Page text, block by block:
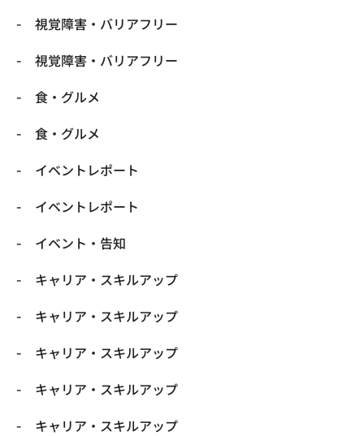
​視覚障害・バリアフリー
​視覚障害・バリアフリー
​食・グルメ
​食・グルメ
イベントレポート
イベントレポート
イベント・告知
キャリア・スキルアップ
キャリア・スキルアップ
キャリア・スキルアップ
キャリア・スキルアップ
キャリア・スキルアップ